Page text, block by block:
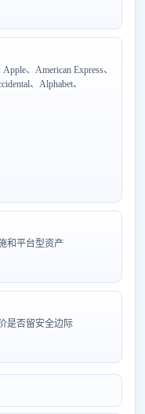
、American Express、
、Alphabet、
和平台型资产
是否留安全边际